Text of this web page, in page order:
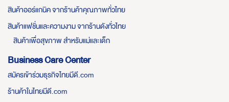
สินค้าออร์แกนิค จากร้านค้าคุณภาพทั่วไทย
สินค้าแฟชั่นและความงาม จากร้านดังทั่วไทย
สินค้าเพื่อสุขภาพ สำหรับแม่และเด็ก
Business Care Center
สมัครเข้าร่วมธุรกิจไทยมีดี.com
ร้านค้าในไทยมีดี.com